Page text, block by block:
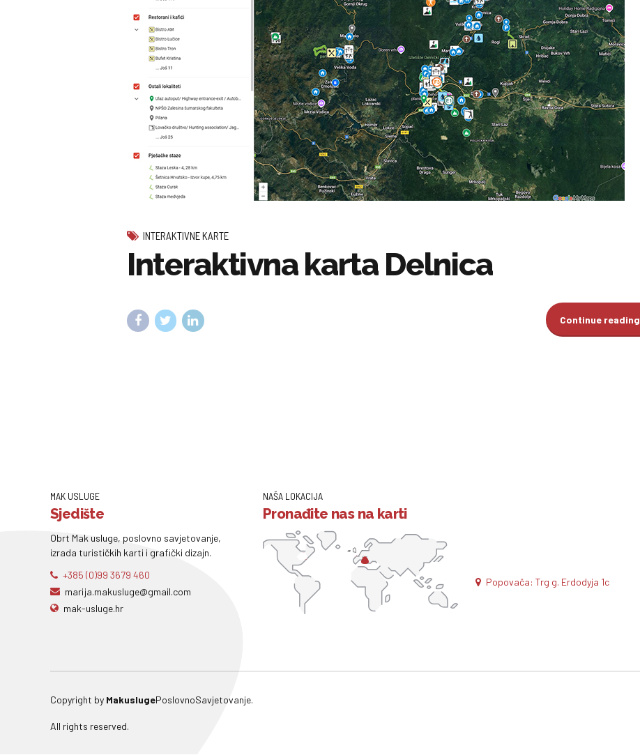
INTERAKTIVNE KARTE
Interaktivna karta Delnica
Continue reading
MAK USLUGE
Sjedište
Obrt Mak usluge, poslovno savjetovanje,
izrada turističkih karti i grafički dizajn.
+385 (0)99 3679 460
marija.makusluge@gmail.com
mak-usluge.hr
NAŠA LOKACIJA
Pronađite nas na karti
Popovača: Trg g. Erdodyja 1c
Copyright by MakuslugePoslovnoSavjetovanje.
All rights reserved.